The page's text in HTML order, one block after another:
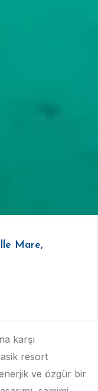
Mare,
karşı
resort
ve özgür bir